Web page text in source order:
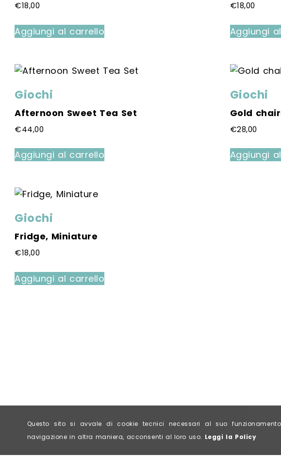
€18,00
Aggiungi al carrello
€18,00
Aggiungi
Giochi
Afternoon Sweet Tea Set
€44,00
Aggiungi al carrello
Giochi
Gold
€28,00
Aggiungi
Giochi
Fridge, Miniature
€18,00
Aggiungi al carrello
Questo sito si avvale di cookie tecnici necessari al suo
navigazione in altra maniera, acconsenti al loro uso. Leggi la Policy